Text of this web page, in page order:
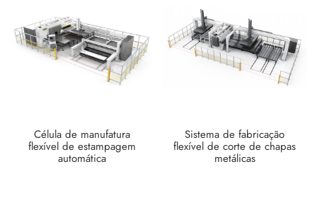
Célula de manufatura
flexível de estampagem
automática
Sistema de fabricação
flexível de corte de chapas
metálicas